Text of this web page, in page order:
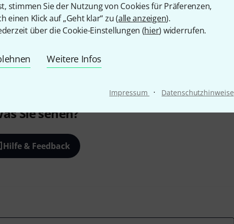
stimmen Sie der Nutzung von Cookies für Präferenzen,
Klick auf „Geht klar“ zu (alle anzeigen).
über die Cookie-Einstellungen (hier) widerrufen.
Weitere Infos
Impressum · Datenschutzhinweise
Sie sehen?
Hilfe & Feedback